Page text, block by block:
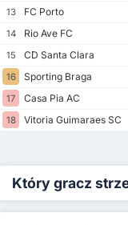
13
FC Porto
14
Rio Ave FC
15
CD Santa Clara
16
Sporting Braga
17
Casa Pia AC
18
Vitoria Guimaraes SC
Który gracz